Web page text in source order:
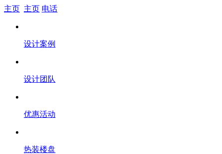
主页 主页 电话
设计案例
设计团队
优惠活动
热装楼盘